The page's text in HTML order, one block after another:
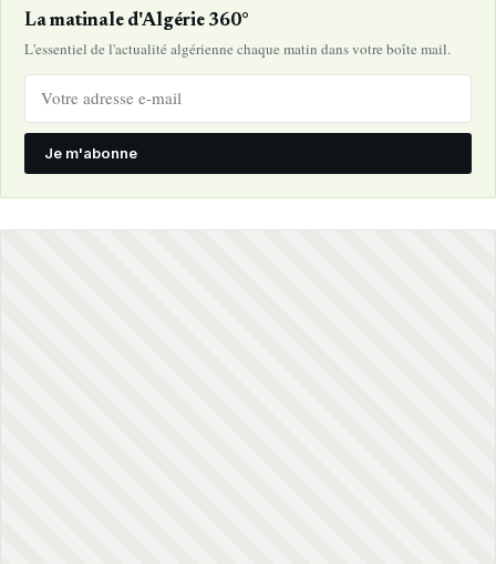
La matinale d'Algérie 360°
L'essentiel de l'actualité algérienne chaque matin dans votre boîte mail.
Je m'abonne